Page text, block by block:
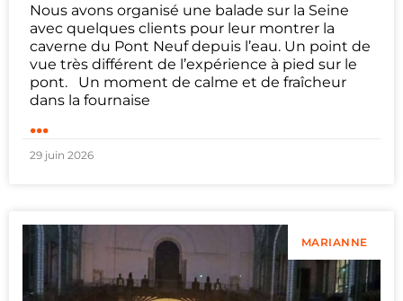
Nous avons organisé une balade sur la Seine
avec quelques clients pour leur montrer la
caverne du Pont Neuf depuis l’eau. Un point de
vue très différent de l’expérience à pied sur le
pont. Un moment de calme et de fraîcheur
dans la fournaise
...
29 juin 2026
MARIANNE